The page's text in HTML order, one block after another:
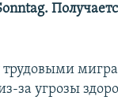
за угрозы